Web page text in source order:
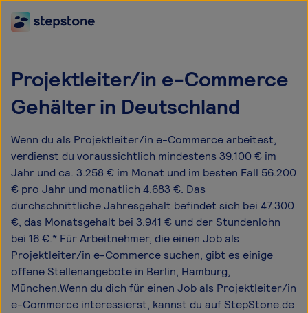
Projektleiter/in e-Commerce
Gehälter in Deutschland
Wenn du als Projektleiter/in e-Commerce arbeitest,
verdienst du voraussichtlich mindestens 39.100 € im
Jahr und ca. 3.258 € im Monat und im besten Fall 56.200
€ pro Jahr und monatlich 4.683 €. Das
durchschnittliche Jahresgehalt befindet sich bei 47.300
€, das Monatsgehalt bei 3.941 € und der Stundenlohn
bei 16 €.* Für Arbeitnehmer, die einen Job als
Projektleiter/in e-Commerce suchen, gibt es einige
offene Stellenangebote in Berlin, Hamburg,
München.Wenn du dich für einen Job als Projektleiter/in
e-Commerce interessierst, kannst du auf StepStone.de